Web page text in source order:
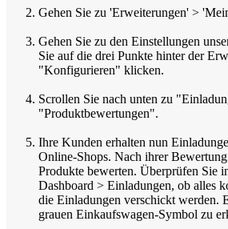
Gehen Sie zu 'Erweiterungen' >
Gehen Sie zu den Einstellungen
Sie auf die drei Punkte hinter der
"Konfigurieren" klicken.
Scrollen Sie nach unten zu
"Produktbewertungen".
Ihre Kunden erhalten nun
Online-Shops. Nach ihrer
Produkte bewerten. Überprüfen Sie
Dashboard > Einladungen, ob alles
die Einladungen verschickt werden.
grauen Einkaufswagen-Symbol zu